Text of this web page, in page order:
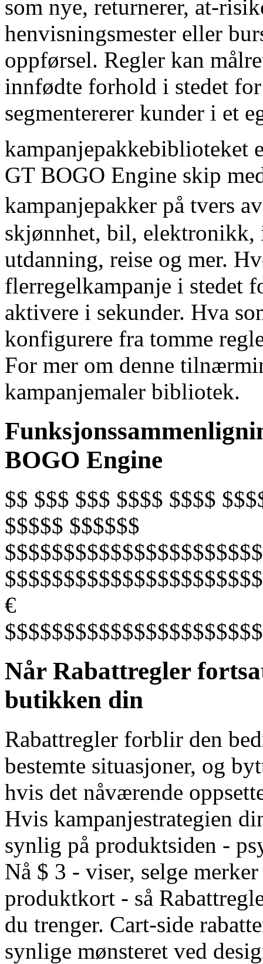
som nye, returnerer, at-
henvisningsmester eller
oppførsel. Regler kan
innfødte forhold i stedet
segmentererer kunder i et
kampanjepakkebiblioteket
GT BOGO Engine skip
kampanjepakker på tvers
skjønnhet, bil, elektronikk,
utdanning, reise og mer.
flerregelkampanje i stedet
aktivere i sekunder. Hva
konfigurere fra tomme
For mer om denne
kampanjemaler bibliotek.
BOGO Engine
$$ $$$ $$$ $$$$ $$$$
$$$$$ $$$$$$
€
Når Rabattregler
butikken din
Rabattregler forblir den
bestemte situasjoner, og
hvis det nåværende
Hvis kampanjestrategien
synlig på produktsiden -
Nå $ 3 - viser, selge
produktkort - så
du trenger. Cart-side
synlige mønsteret ved